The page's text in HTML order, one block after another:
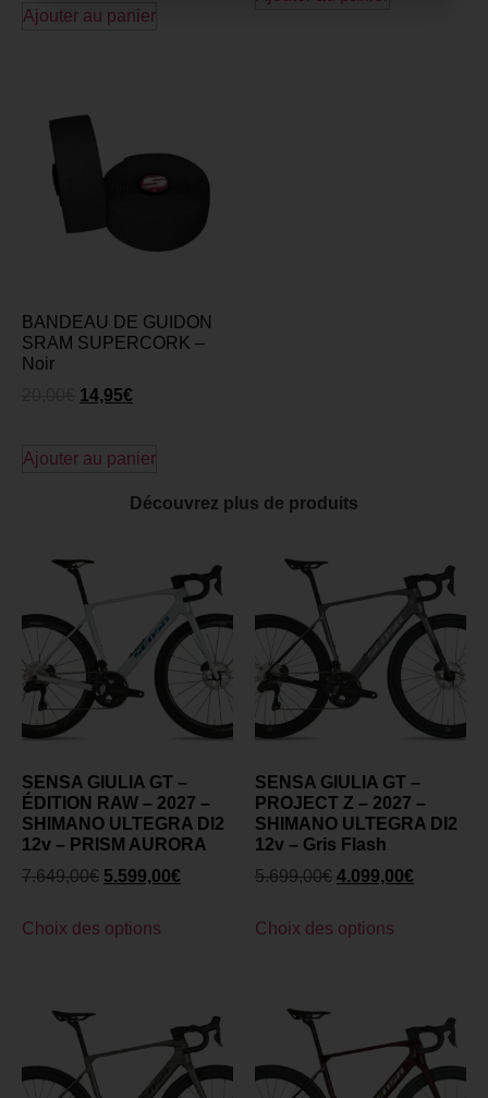
Ajouter au panier
BANDEAU DE GUIDON
SRAM SUPERCORK –
Noir
14,95€
Ajouter au panier
Découvrez plus de produits
SENSA GIULIA GT –
ÉDITION RAW – 2027 –
SHIMANO ULTEGRA DI2
12v – PRISM AURORA
7.649,00€ 5.599,00€
Choix des options
SENSA GIULIA GT –
PROJECT Z – 2027 –
SHIMANO ULTEGRA DI2
12v – Gris Flash
5.699,00€ 4.099,00€
Choix des options